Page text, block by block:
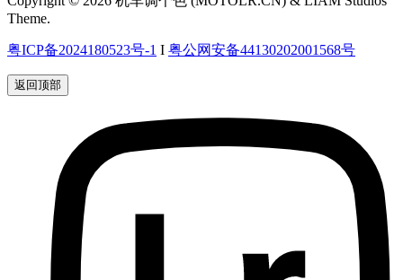
Theme.
粤ICP备2024180523号-1 I 粤公网安备44130202001568号
返回顶部